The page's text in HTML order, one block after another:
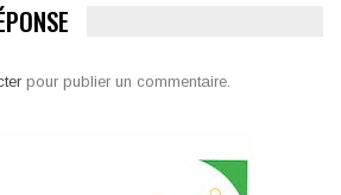
pour publier un commentaire.